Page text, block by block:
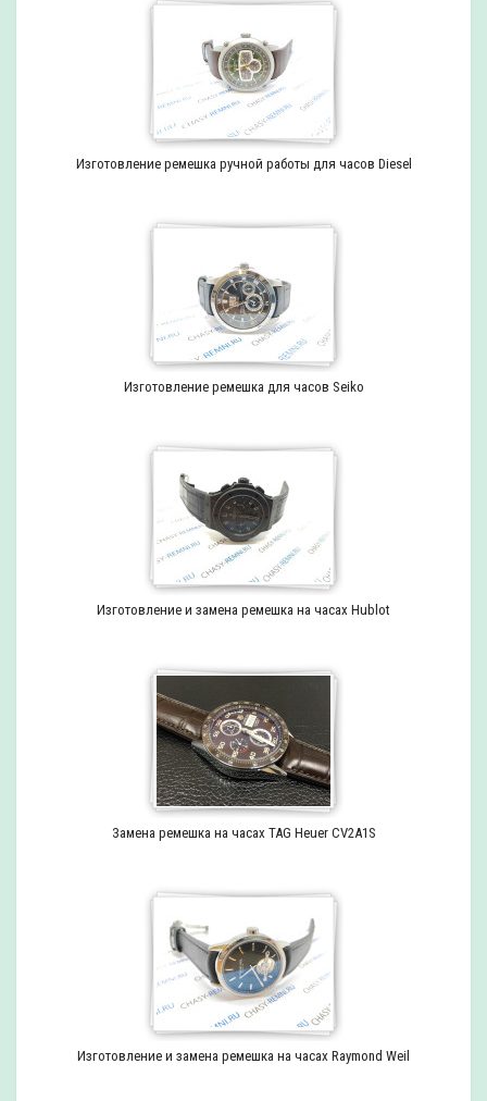
Изготовление ремешка ручной работы для часов Diesel
Изготовление ремешка для часов Seiko
Изготовление и замена ремешка на часах Hublot
Замена ремешка на часах TAG Heuer CV2A1S
Изготовление и замена ремешка на часах Raymond Weil